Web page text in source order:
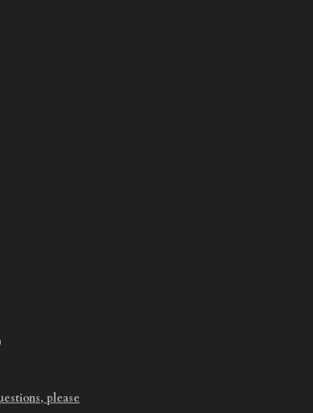
please